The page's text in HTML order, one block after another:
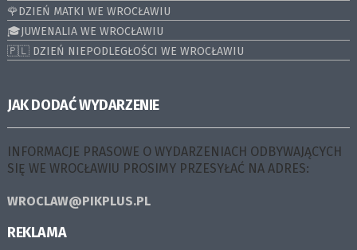
🌹DZIEŃ MATKI WE WROCŁAWIU
🎓JUWENALIA WE WROCŁAWIU
🇵🇱 DZIEŃ NIEPODLEGŁOŚCI WE WROCŁAWIU
JAK DODAĆ WYDARZENIE
INFORMACJE PRASOWE O WYDARZENIACH ODBYWAJĄCYCH
SIĘ WE WROCŁAWIU PROSIMY PRZESYŁAĆ NA ADRES:
WROCLAW@PIKPLUS.PL
REKLAMA